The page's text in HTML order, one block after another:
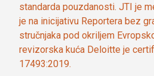
standarda pouzdanosti. JTI je
je na inicijativu Reportera bez
stručnjaka pod okriljem
revizorska kuća Deloitte je
17493:2019.